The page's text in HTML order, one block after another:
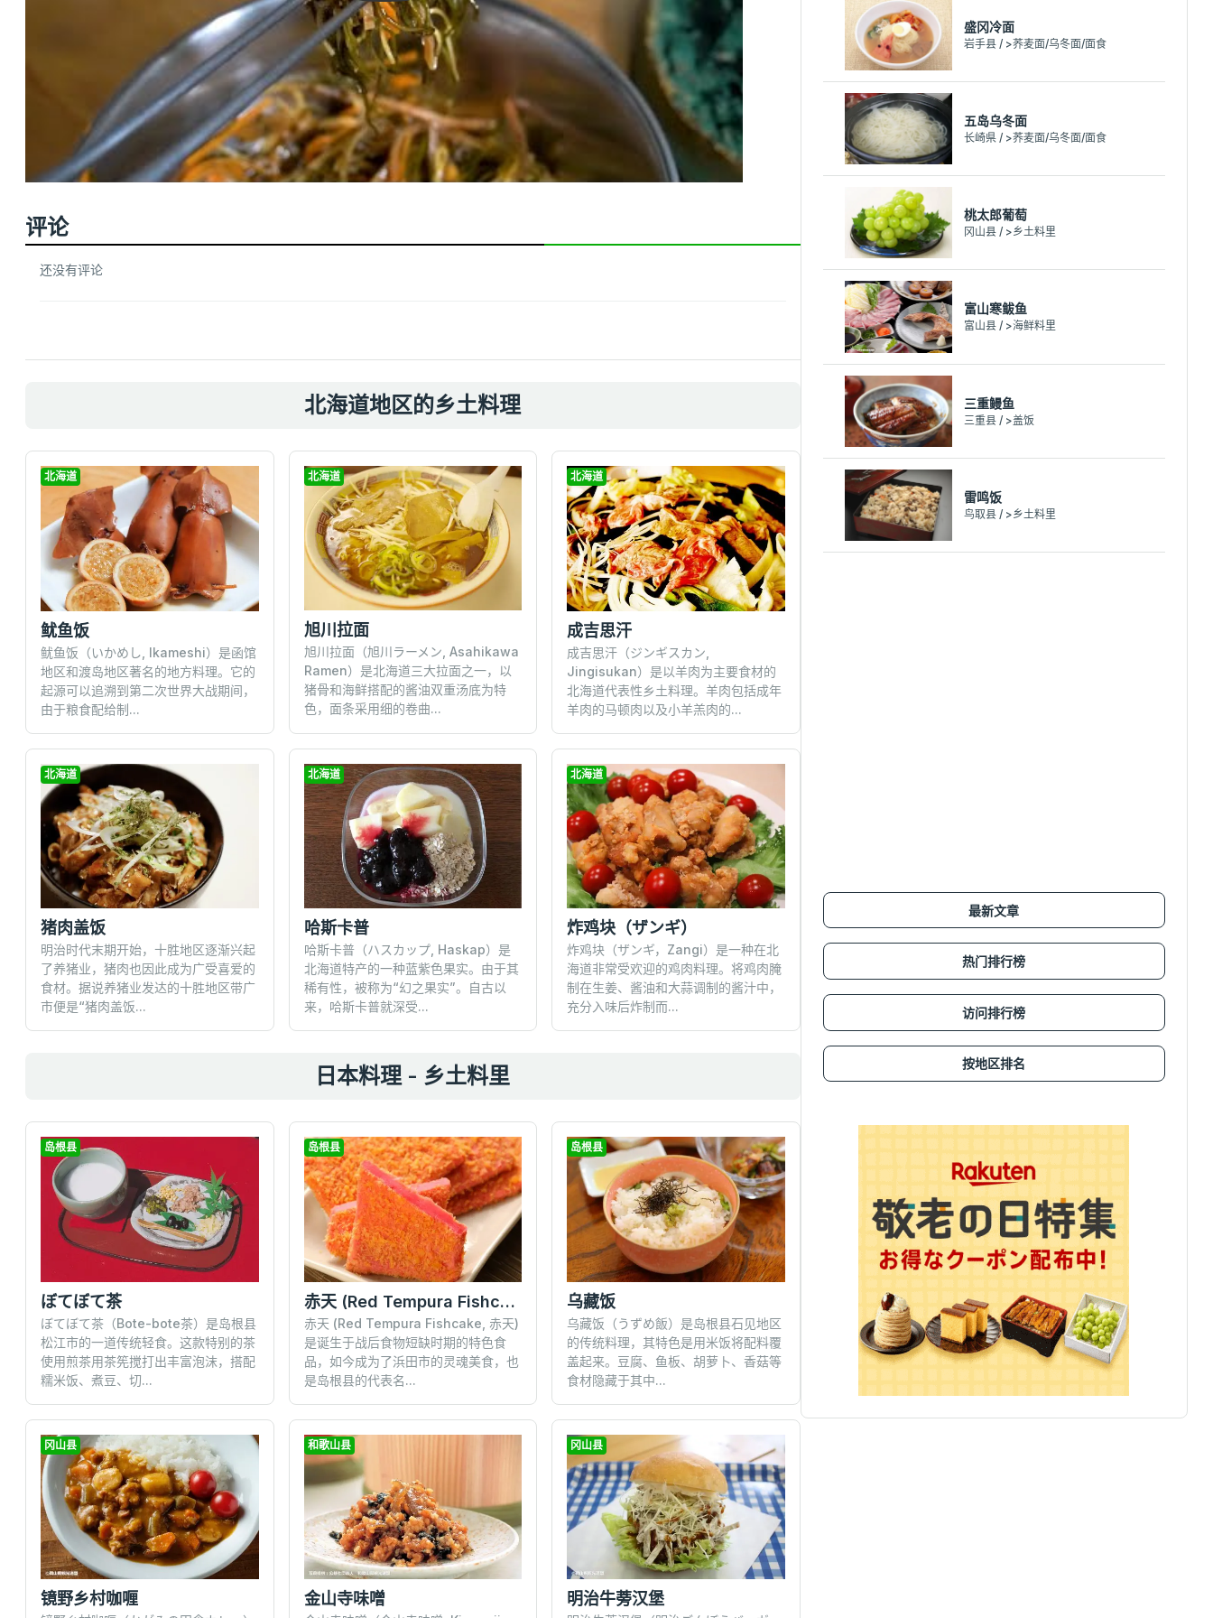
评论
还没有评论
北海道地区的乡土料理
北海道
鱿鱼饭
鱿鱼饭（いかめし, Ikameshi）是函馆
地区和渡岛地区著名的地方料理。它的
起源可以追溯到第二次世界大战期间，
由于粮食配给制...
北海道
旭川拉面
旭川拉面（旭川ラーメン, Asahikawa
Ramen）是北海道三大拉面之一，以
猪骨和海鲜搭配的酱油双重汤底为特
色，面条采用细的卷曲...
北海道
成吉思汗
成吉思汗（ジンギスカン,
Jingisukan）是以羊肉为主要食材的
北海道代表性乡土料理。羊肉包括成年
羊肉的马顿肉以及小羊羔肉的...
北海道
猪肉盖饭
明治时代末期开始，十胜地区逐渐兴起
了养猪业，猪肉也因此成为广受喜爱的
食材。据说养猪业发达的十胜地区带广
市便是“猪肉盖饭...
北海道
哈斯卡普
哈斯卡普（ハスカップ, Haskap）是
北海道特产的一种蓝紫色果实。由于其
稀有性，被称为“幻之果实”。自古以
来，哈斯卡普就深受...
北海道
炸鸡块（ザンギ）
炸鸡块（ザンギ，Zangi）是一种在北
海道非常受欢迎的鸡肉料理。将鸡肉腌
制在生姜、酱油和大蒜调制的酱汁中，
充分入味后炸制而...
日本料理 - 乡土料里
岛根县
ぼてぼて茶
ぼてぼて茶（Bote-bote茶）是岛根县
松江市的一道传统轻食。这款特别的茶
使用煎茶用茶筅搅打出丰富泡沫，搭配
糯米饭、煮豆、切...
岛根县
赤天 (Red Tempura Fishcake)
赤天 (Red Tempura Fishcake, 赤天)
是诞生于战后食物短缺时期的特色食
品，如今成为了浜田市的灵魂美食，也
是岛根县的代表名...
岛根县
乌藏饭
乌藏饭（うずめ飯）是岛根县石见地区
的传统料理，其特色是用米饭将配料覆
盖起来。豆腐、鱼板、胡萝卜、香菇等
食材隐藏于其中...
冈山县
镜野乡村咖喱
和歌山县
金山寺味噌
冈山县
明治牛蒡汉堡
盛冈冷面
岩手县 / >荞麦面/乌冬面/面食
五岛乌冬面
长崎県 / >荞麦面/乌冬面/面食
桃太郎葡萄
冈山县 / >乡土料里
富山寒鲅鱼
富山县 / >海鲜料里
三重鳗鱼
三重县 / >盖饭
雷鸣饭
鸟取县 / >乡土料里
最新文章
热门排行榜
访问排行榜
按地区排名